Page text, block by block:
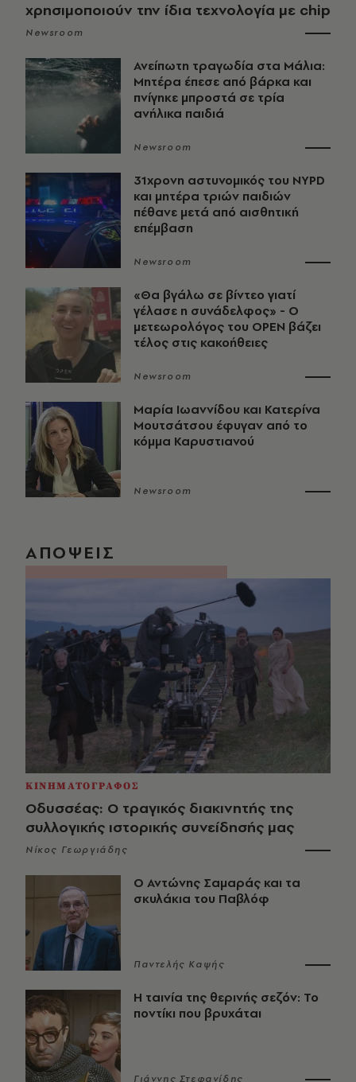
χρησιμοποιούν την ίδια τεχνολογία με chip
Newsroom
Ανείπωτη τραγωδία στα Μάλια:
Μητέρα έπεσε από βάρκα και
πνίγηκε μπροστά σε τρία
ανήλικα παιδιά
Newsroom
31χρονη αστυνομικός του NYPD
και μητέρα τριών παιδιών
πέθανε μετά από αισθητική
επέμβαση
Newsroom
«Θα βγάλω σε βίντεο γιατί
γέλασε η συνάδελφος» - Ο
μετεωρολόγος του OPEN βάζει
τέλος στις κακοήθειες
Newsroom
Μαρία Ιωαννίδου και Κατερίνα
Μουτσάτσου έφυγαν από το
κόμμα Καρυστιανού
Newsroom
ΑΠΟΨΕΙΣ
ΚΙΝΗΜΑΤΟΓΡΑΦΟΣ
Οδυσσέας: Ο τραγικός διακινητής της
συλλογικής ιστορικής συνείδησής μας
Νίκος Γεωργιάδης
Ο Αντώνης Σαμαράς και τα
σκυλάκια του Παβλόφ
Παντελής Καψής
Η ταινία της θερινής σεζόν: Το
ποντίκι που βρυχάται
Γιάννης Στεφανίδης